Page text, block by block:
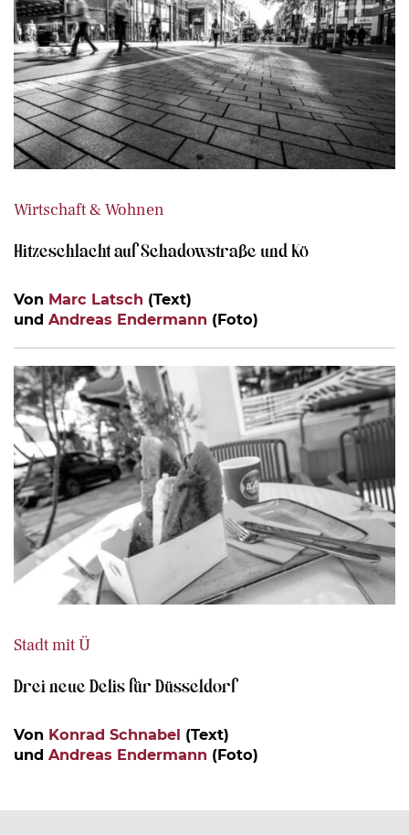
Wirtschaft & Wohnen
Hitzeschlacht auf Schadowstraße und Kö
Von Marc Latsch (Text)
und Andreas Endermann (Foto)
Stadt mit Ü
Drei neue Delis für Düsseldorf
Von Konrad Schnabel (Text)
und Andreas Endermann (Foto)